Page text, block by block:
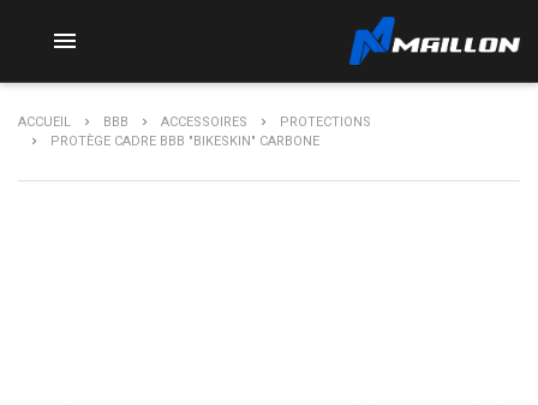

ACCUEIL BBB ACCESSOIRES
PROTECTIONS
PROTÈGE CADRE BBB "BIKESKIN" CARBONE